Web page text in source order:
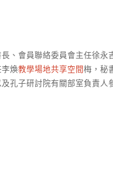
、會員聯絡委員會主任徐永
煥教學場地共享空間梅，秘
孔子研討院有關部室負責人